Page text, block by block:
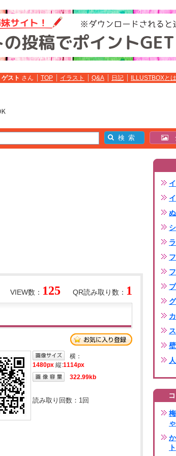
ゲスト さん TOP イラスト Q&A 日記 ILLUSTBOXと
QR読み取り数： 1
VIEW数： 125
横：
1480px 縦:1114px
322.99kb
読み取り回数： 1回
ト